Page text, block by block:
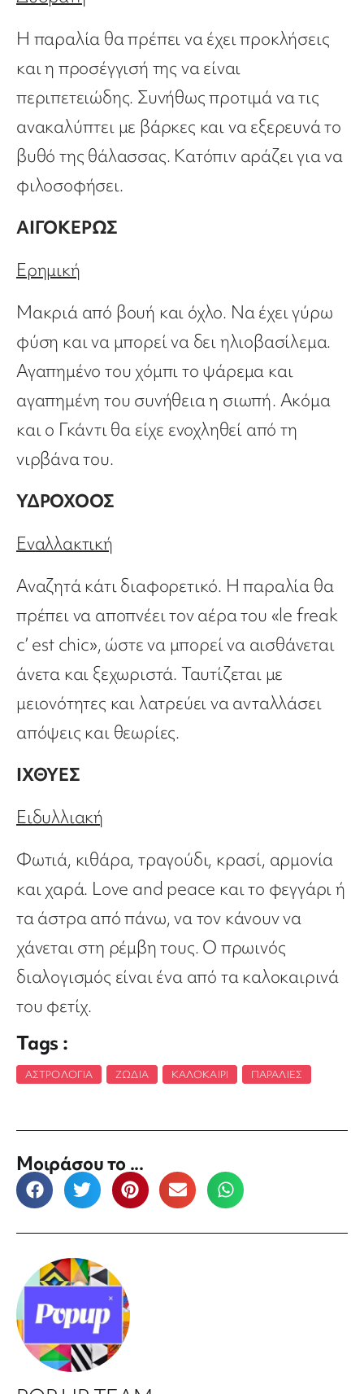
Η παραλία θα πρέπει να έχει προκλήσεις
και η προσέγγισή της να είναι
περιπετειώδης. Συνήθως προτιμά να τις
ανακαλύπτει με βάρκες και να εξερευνά το
βυθό της θάλασσας. Κατόπιν αράζει για να
φιλοσοφήσει.
ΑΙΓΟΚΕΡΩΣ
Ερημική
Μακριά από βουή και όχλο. Να έχει γύρω
φύση και να μπορεί να δει ηλιοβασίλεμα.
Αγαπημένο του χόμπι το ψάρεμα και
αγαπημένη του συνήθεια η σιωπή. Ακόμα
και ο Γκάντι θα είχε ενοχληθεί από τη
νιρβάνα του.
ΥΔΡΟΧΟΟΣ
Εναλλακτική
Αναζητά κάτι διαφορετικό. Η παραλία θα
πρέπει να αποπνέει τον αέρα του «le freak
c’ est chic», ώστε να μπορεί να αισθάνεται
άνετα και ξεχωριστά. Ταυτίζεται με
μειονότητες και λατρεύει να ανταλλάσει
απόψεις και θεωρίες.
ΙΧΘΥΕΣ
Ειδυλλιακή
Φωτιά, κιθάρα, τραγούδι, κρασί, αρμονία
και χαρά. Love and peace και το φεγγάρι ή
τα άστρα από πάνω, να τον κάνουν να
χάνεται στη ρέμβη τους. Ο πρωινός
διαλογισμός είναι ένα από τα καλοκαιρινά
του φετίχ.
Tags :
ΑΣΤΡΟΛΟΓΊΑ ΖΏΔΙΑ ΚΑΛΟΚΑΊΡΙ ΠΑΡΑΛΊΕΣ
Μοιράσου το ...